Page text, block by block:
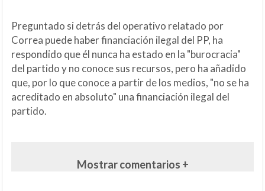
Preguntado si detrás del operativo relatado por
Correa puede haber financiación ilegal del PP, ha
respondido que él nunca ha estado en la "burocracia"
del partido y no conoce sus recursos, pero ha añadido
que, por lo que conoce a partir de los medios, "no se ha
acreditado en absoluto" una financiación ilegal del
partido.
Mostrar comentarios +